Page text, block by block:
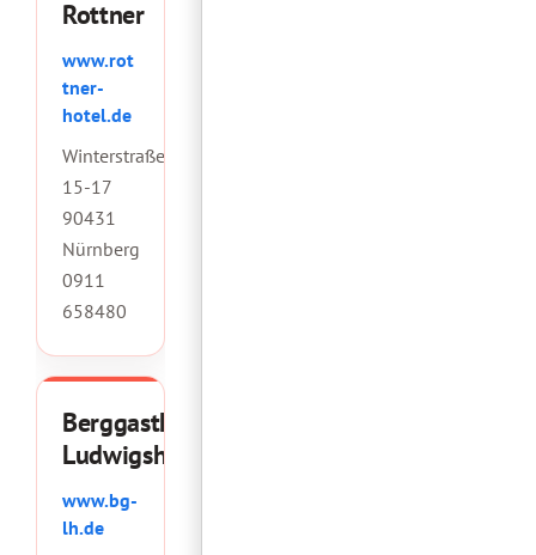
Rottner
www.rot
tner-
hotel.de
Winterstraße
15-17
90431
Nürnberg
0911
658480
Berggasthof
Ludwigshöhe
www.bg-
lh.de